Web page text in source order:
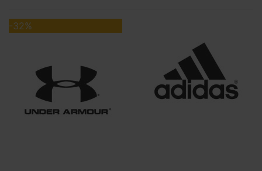
-32%